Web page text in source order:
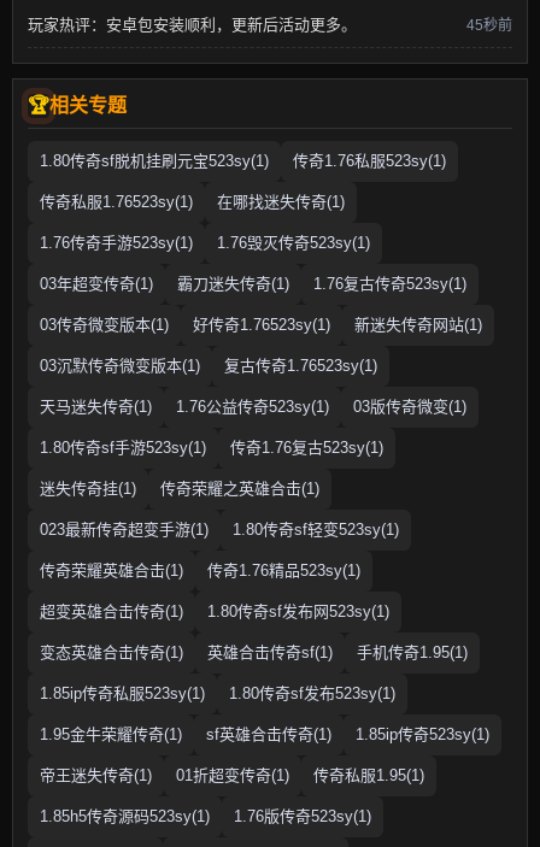
玩家热评：安卓包安装顺利，更新后活动更多。 45秒前
相关专题
1.80传奇sf脱机挂刷元宝523sy(1) 传奇1.76私服523sy(1)
传奇私服1.76523sy(1) 在哪找迷失传奇(1)
1.76传奇手游523sy(1) 1.76毁灭传奇523sy(1)
03年超变传奇(1) 霸刀迷失传奇(1) 1.76复古传奇523sy(1)
03传奇微变版本(1) 好传奇1.76523sy(1) 新迷失传奇网站(1)
03沉默传奇微变版本(1) 复古传奇1.76523sy(1)
天马迷失传奇(1) 1.76公益传奇523sy(1) 03版传奇微变(1)
1.80传奇sf手游523sy(1) 传奇1.76复古523sy(1)
迷失传奇挂(1) 传奇荣耀之英雄合击(1)
023最新传奇超变手游(1) 1.80传奇sf轻变523sy(1)
传奇荣耀英雄合击(1) 传奇1.76精品523sy(1)
超变英雄合击传奇(1) 1.80传奇sf发布网523sy(1)
变态英雄合击传奇(1) 英雄合击传奇sf(1) 手机传奇1.95(1)
1.85ip传奇私服523sy(1) 1.80传奇sf发布523sy(1)
1.95金牛荣耀传奇(1) sf英雄合击传奇(1) 1.85ip传奇523sy(1)
帝王迷失传奇(1) 01折超变传奇(1) 传奇私服1.95(1)
1.85h5传奇源码523sy(1) 1.76版传奇523sy(1)